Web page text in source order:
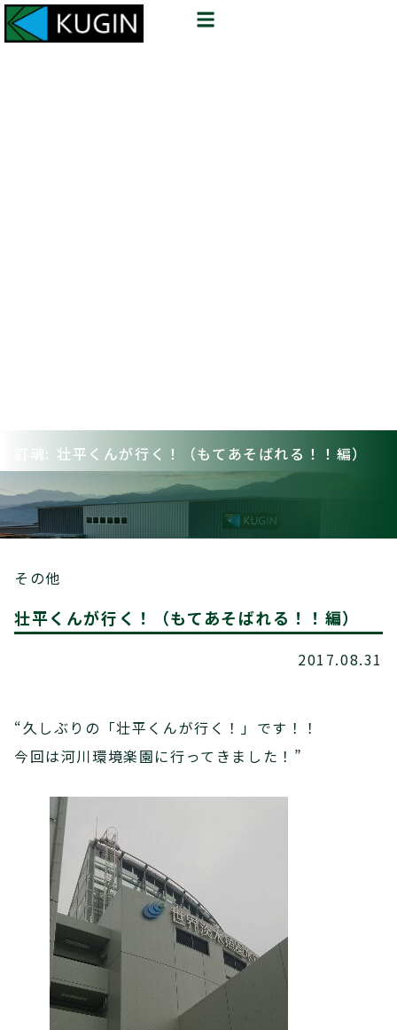
釘魂: 壮平くんが行く！（もてあそばれる！！編）
その他
壮平くんが行く！（もてあそばれる！！編）
2017.08.31
“久しぶりの「壮平くんが行く！」です！！
今回は河川環境楽園に行ってきました！”